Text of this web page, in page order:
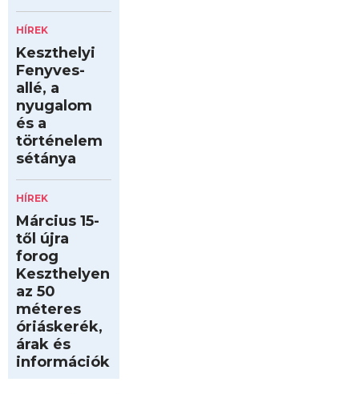
HÍREK
Keszthelyi
Fenyves-
allé, a
nyugalom
és a
történelem
sétánya
HÍREK
Március 15-
től újra
forog
Keszthelyen
az 50
méteres
óriáskerék,
árak és
információk